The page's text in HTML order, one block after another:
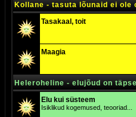
Kollane - tasuta lõunaid ei ole
Tasakaal, toit
Maagia
Heleroheline - elujõud on
Elu kui süsteem
Isiklikud kogemused, teooriad...